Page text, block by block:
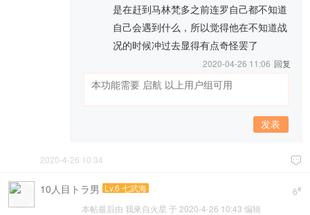
是在赶到马林梵多之前连罗自己都不知道
自己会遇到什么，所以觉得他在不知道战
况的时候冲过去显得有点奇怪罢了
2020-04-26 11:06 回复
发表

2020-4-26 10:34
6#
10人目トラ男 Lv.6 七武海
本帖最后由 我來自火星 于 2020-4-26 10:43 编辑